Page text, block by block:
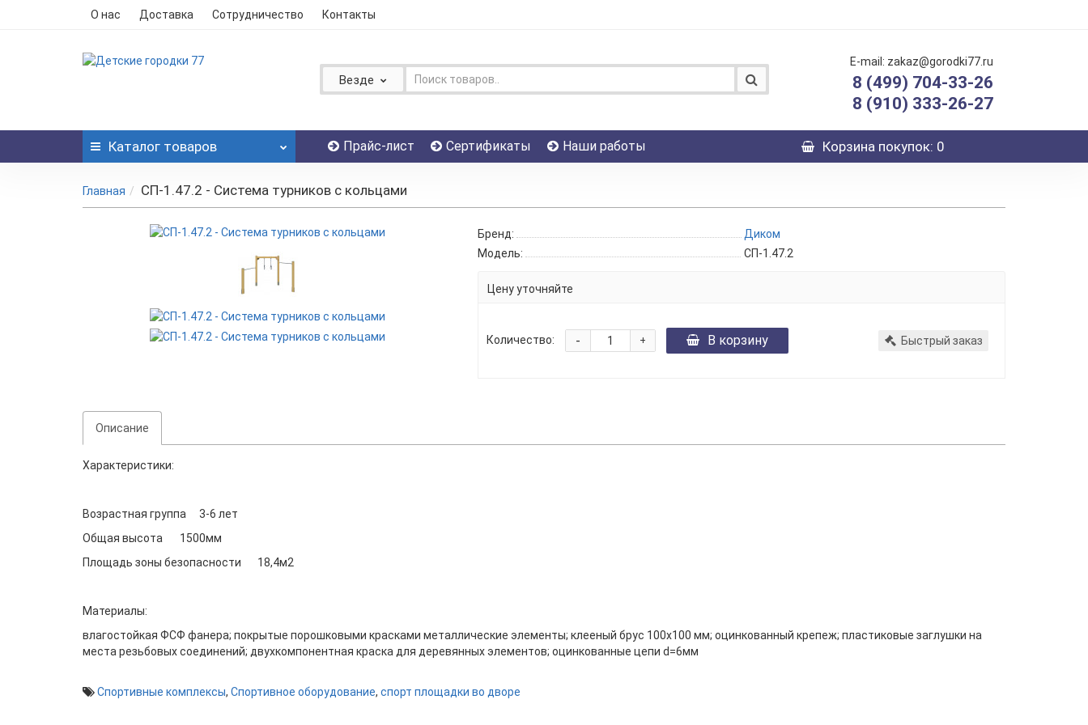
О нас Доставка Сотрудничество Контакты
Везде
E-mail: zakaz@gorodki77.ru
8 (499) 704-33-26
8 (910) 333-26-27
Каталог товаров Прайс-лист Сертификаты Наши работы Корзинапокупок: 0
Главная СП-1.47.2 - Система турников с кольцами
Бренд:
Диком
Модель:
СП-1.47.2
Цену уточняйте
Количество: +
- В корзину Быстрый заказ
Описание
Характеристики:
Возрастная группа
3-6 лет
Общая высота
1500мм
Площадь зоны безопасности
18,4м2
Материалы:
влагостойкая ФСФ фанера; покрытые порошковыми красками металлические элементы; клееный брус 100х100 мм; оцинкованный крепеж; пластиковые заглушки на
места резьбовых соединений; двухкомпонентная краска для деревянных элементов; оцинкованные цепи d=6мм
Спортивные комплексы, Спортивное оборудование, спорт площадки во дворе